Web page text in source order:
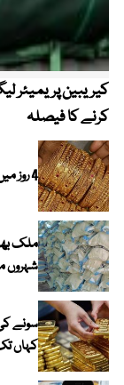
کرنے کا فیصلہ
4 روز میں سونے کی قیمت میں بڑا اضافہ
ملک
شہروں میں 20 کلو تھیلا
سونے
کہاں